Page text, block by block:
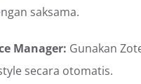
saksama.
Manager: Gunakan
secara otomatis.